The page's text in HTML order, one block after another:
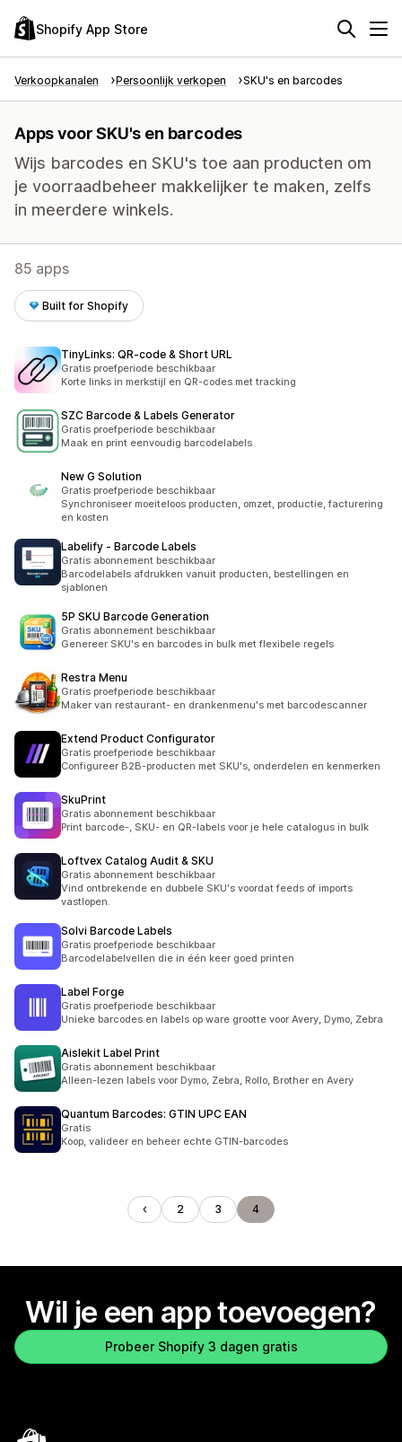
Shopify App Store
Verkoopkanalen Persoonlijk verkopen SKU's en barcodes
Apps voor SKU's en barcodes
Wijs barcodes en SKU's toe aan producten om
je voorraadbeheer makkelijker te maken, zelfs
in meerdere winkels.
85 apps
Built for Shopify
TinyLinks: QR‑code & Short URL
Gratis proefperiode beschikbaar
Korte links in merkstijl en QR-codes met tracking
SZC Barcode & Labels Generator
Gratis proefperiode beschikbaar
Maak en print eenvoudig barcodelabels
New G Solution
Gratis proefperiode beschikbaar
Synchroniseer moeiteloos producten, omzet, productie, facturering
en kosten
Labelify ‑ Barcode Labels
Gratis abonnement beschikbaar
Barcodelabels afdrukken vanuit producten, bestellingen en
sjablonen
5P SKU Barcode Generation
Gratis abonnement beschikbaar
Genereer SKU's en barcodes in bulk met flexibele regels
Restra Menu
Gratis proefperiode beschikbaar
Maker van restaurant- en drankenmenu's met barcodescanner
Extend Product Configurator
Gratis proefperiode beschikbaar
Configureer B2B-producten met SKU's, onderdelen en kenmerken
SkuPrint
Gratis abonnement beschikbaar
Print barcode-, SKU- en QR-labels voor je hele catalogus in bulk
Loftvex Catalog Audit & SKU
Gratis abonnement beschikbaar
Vind ontbrekende en dubbele SKU's voordat feeds of imports
vastlopen.
Solvi Barcode Labels
Gratis proefperiode beschikbaar
Barcodelabelvellen die in één keer goed printen
Label Forge
Gratis proefperiode beschikbaar
Unieke barcodes en labels op ware grootte voor Avery, Dymo, Zebra
Aislekit Label Print
Gratis abonnement beschikbaar
Alleen-lezen labels voor Dymo, Zebra, Rollo, Brother en Avery
Quantum Barcodes: GTIN UPC EAN
Gratis
Koop, valideer en beheer echte GTIN-barcodes
2 3 4
Wil je een app toevoegen?
Probeer Shopify 3 dagen gratis